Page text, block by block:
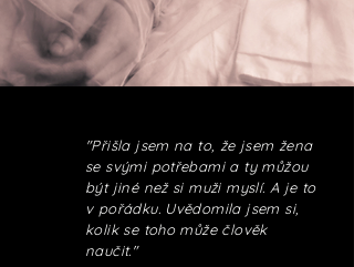
"Přišla jsem na to, že jsem žena
se svými potřebami a ty můžou
být jiné než si muži myslí. A je to
v pořádku. Uvědomila jsem si,
kolik se toho může člověk
naučit."